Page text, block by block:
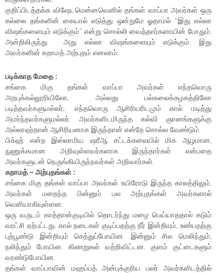
குறிப்பிடத்தக்க விஷேடமென்னவெனில் தங்கள் வாப்பா அவர்கள் ஒரு
கல்லை தங்களின் கையால் எடுத்து ஒன்றுமே ஓதாமல் “இது எல்லா
விஷங்களையும் எடுக்கும்” என்று சொல்லி வைத்தார்களாயின் போதும்.
அன்றிலிருந்து அது எல்லா விஷங்களையும் எடுக்கும். இது
அவர்களின் கறாமத் அற்புதம் எனலாம்.
படிக்காத மேதை :
சங்கை மிகு தங்கள் வாப்பா அவர்கள் எந்தவொரு
அறபுக்கல்லூரியிலோ, அல்லது பல்கலைக்கழகத்திலோ
படித்தவர்களுமல்லர்;. எந்தவொரு ஆசிரியரிடமும் கால் மடித்து
அமர்ந்தவர்களுமல்லர். அவர்களிடமிருந்த கல்வி ஞானங்களுக்கு
அல்லாஹ்தான் ஆசிரியனாக இருந்தான் என்றே சொல்ல வேண்டும்.
பிக்ஹ் என்ற இஸ்லாமிய ஷரீஆ சட்டக்கலையில் மிக ஆழமான,
நுணுக்கமான அறிவுள்ளவர்களாக இருந்தார்கள் என்பதை
அவர்களுடன் நெருங்கியிருந்நவர்கள் அறிவார்கள்.
கறாமத் – அற்புதங்கள் :
சங்கை மிகு தங்கள் வாப்பா அவர்கள் உயிரோடு இருந்த காலத்திலும்,
அவர்கள் மறைந்த பின்னும் பல அற்புதங்கள் அவர்களால்
வெளியாகியுள்ளன.
ஒரு வருடம் காத்தான்குடியில் தொடர்ந்து மழை பெய்யாததால் கடும்
வரட்சி ஏற்பட்டது. கால் நடைகள் குடிப்பதற்கு நீர் இன்றியும், உண்பதற்கு
புற்பூண்டு இன்றியும் செத்துப்போயின. இன்னும் சில மெலிந்தும்,
நலிந்தும் போயின. கிணறுகள் வற்றிவிட்டன. குளம் குட்டைகளும்
வரண்டுபோயின.
தங்கள் வாப்பாவின் மஹப்பத் அன்புக்குரிய பலர் அவர்களிடத்தில்